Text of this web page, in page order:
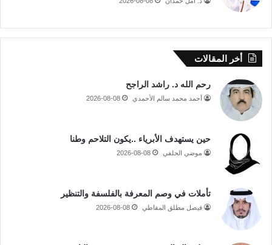
أخر المقالات
رحم الله د. راشد الراجح
أحمد محمد سالم الأحمدي 2026-08-08
حين يستهدف الأبرياء ..يكون التلاحم وطنا
موضي الحلفي 2026-08-08
تأملات في وصم المعرفة بالفلسفة والتنظير
فيصل مطلق المقاطي 2026-08-08